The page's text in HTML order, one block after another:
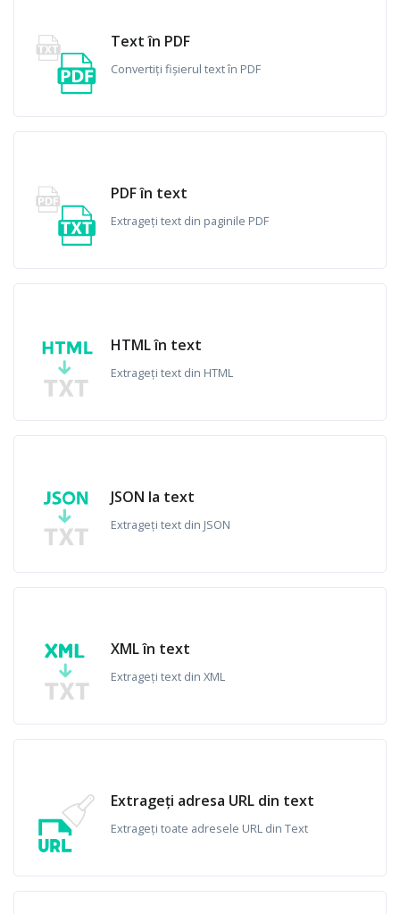
Text în PDF
Convertiți fișierul text în PDF
PDF în text
Extrageți text din paginile PDF
HTML în text
Extrageți text din HTML
JSON la text
Extrageți text din JSON
XML în text
Extrageți text din XML
Extrageți adresa URL din text
Extrageți toate adresele URL din Text